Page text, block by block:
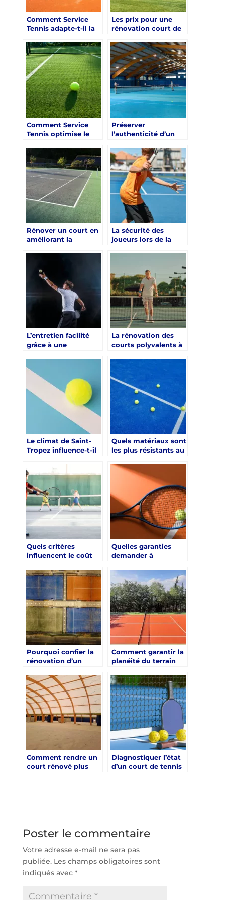
Comment Service
Tennis adapte-t-il la
tennis saint tropez
aux exigences des
particuliers ?
Les prix pour une
rénovation court de
sont-ils plus élevés
qu’à Nice ou Cannes
?
Comment Service
Tennis optimise le
rénovation de court
à Saint-Tropez ?
Préserver
l’authenticité d’un
en le modernisant
Rénover un court en
améliorant la
La sécurité des
joueurs lors de la
L’entretien facilité
grâce à une
Tropez
La rénovation des
courts polyvalents à
Le climat de Saint-
Tropez influence-t-il
rénovation court de
tennis Saint-Tropez ?
Quels matériaux sont
les plus résistants au
pour une rénovation
court de tennis Saint-
Quels critères
influencent le coût
court de tennis Saint-
Tropez ?
Quelles garanties
demander à
rénovation court de
tennis Saint-Tropez ?
Pourquoi confier la
rénovation d’un
Saint-Tropez à un
professionnel qualifié
?
Comment garantir la
planéité du terrain
Comment rendre un
court rénové plus
Diagnostiquer l’état
d’un court de tennis
Poster le commentaire
Votre adresse e-mail ne sera pas
publiée. Les champs obligatoires sont
indiqués avec *